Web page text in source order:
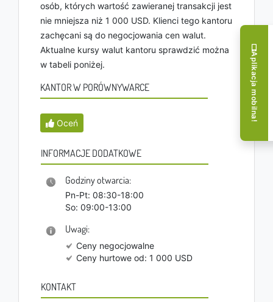
osób, których wartość zawieranej transakcji jest
nie mniejsza niż 1 000 USD. Klienci tego kantoru
zachęcani są do negocjowania cen walut.
Aktualne kursy walut kantoru sprawdzić można
w tabeli poniżej.
KANTOR W PORÓWNYWARCE
Oceń
INFORMACJE DODATKOWE
Godziny otwarcia:
Pn-Pt: 08:30-18:00
So: 09:00-13:00
Uwagi:
Ceny negocjowalne
Ceny hurtowe od: 1 000 USD
KONTAKT
Aplikacja mobilna!